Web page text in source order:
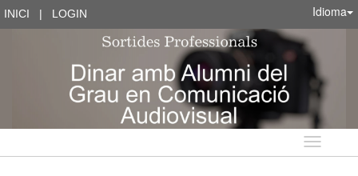
INICI | LOGIN Idioma
Idioma